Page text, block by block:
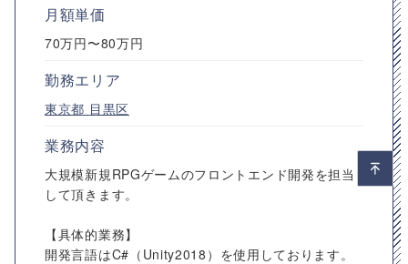
月額単価
70万円〜80万円
勤務エリア
東京都 目黒区
業務内容
大規模新規RPGゲームのフロントエンド開発を担当
して頂きます。
【具体的業務】
開発言語はC#（Unity2018）を使用しております。